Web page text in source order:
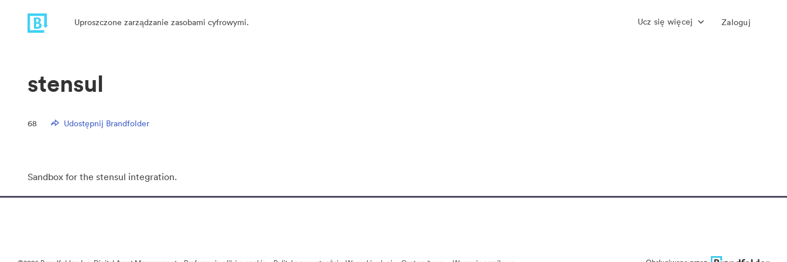
Uproszczone zarządzanie zasobami cyfrowymi. Ucz się więcej Zaloguj
stensul
68 Udostępnij Brandfolder
Sandbox for the stensul integration.